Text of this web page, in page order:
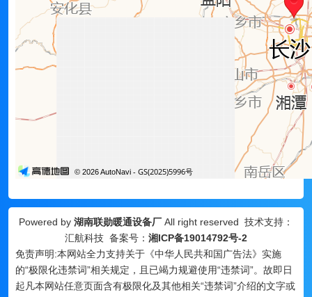
Powered by 湖南联勋暖通设备厂 All right reserved 技术支持：
汇航科技 备案号： 湘ICP备19014792号-2
免责声明:本网站全力支持关于《中华人民共和国广告法》实施
的“极限化违禁词”相关规定，且已竭力规避使用“违禁词”。故即日
起凡本网站任意页面含有极限化及其他相关“违禁词”介绍的文字或